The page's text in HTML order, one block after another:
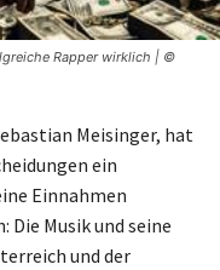
Rapper wirklich | ©
Meisinger, hat
ein
Einnahmen
Die Musik und seine
und der